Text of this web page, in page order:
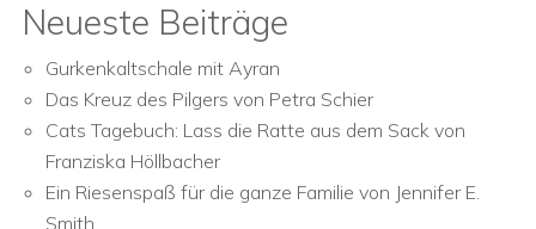
Neueste Beiträge
Gurkenkaltschale mit Ayran
Das Kreuz des Pilgers von Petra Schier
Cats Tagebuch: Lass die Ratte aus dem Sack von
Franziska Höllbacher
Ein Riesenspaß für die ganze Familie von Jennifer E.
Smith